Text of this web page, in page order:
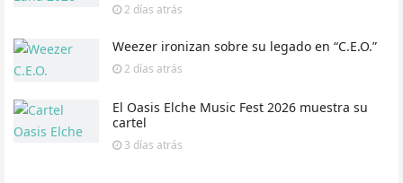
2 días atrás
Weezer ironizan sobre su legado en “C.E.O.”
2 días atrás
El Oasis Elche Music Fest 2026 muestra su
cartel
3 días atrás